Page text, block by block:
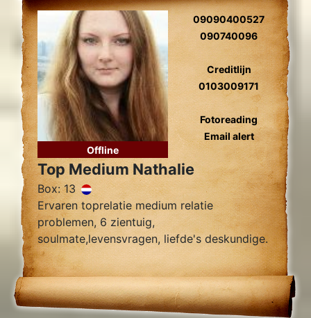
Offline
09090400527
090740096
Creditlijn
0103009171
Fotoreading
Email alert
Top Medium Nathalie
Box: 13
Ervaren toprelatie medium relatie
problemen, 6 zientuig,
soulmate,levensvragen, liefde's deskundige.